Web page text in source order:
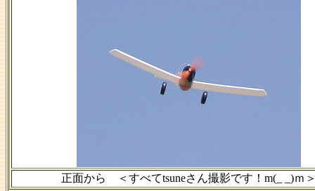
正面から ＜すべてtsuneさん撮影です！m(_ _)ｍ